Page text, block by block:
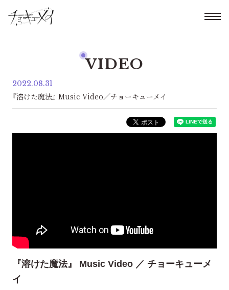
VIDEO
2022.08.31
『溶けた魔法』 Music Video／チョーキューメイ
『溶けた魔法』 Music Video ／ チョーキューメ
イ